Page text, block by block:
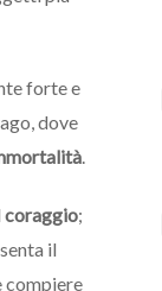
forte e
dove
.
coraggio;
il
compiere